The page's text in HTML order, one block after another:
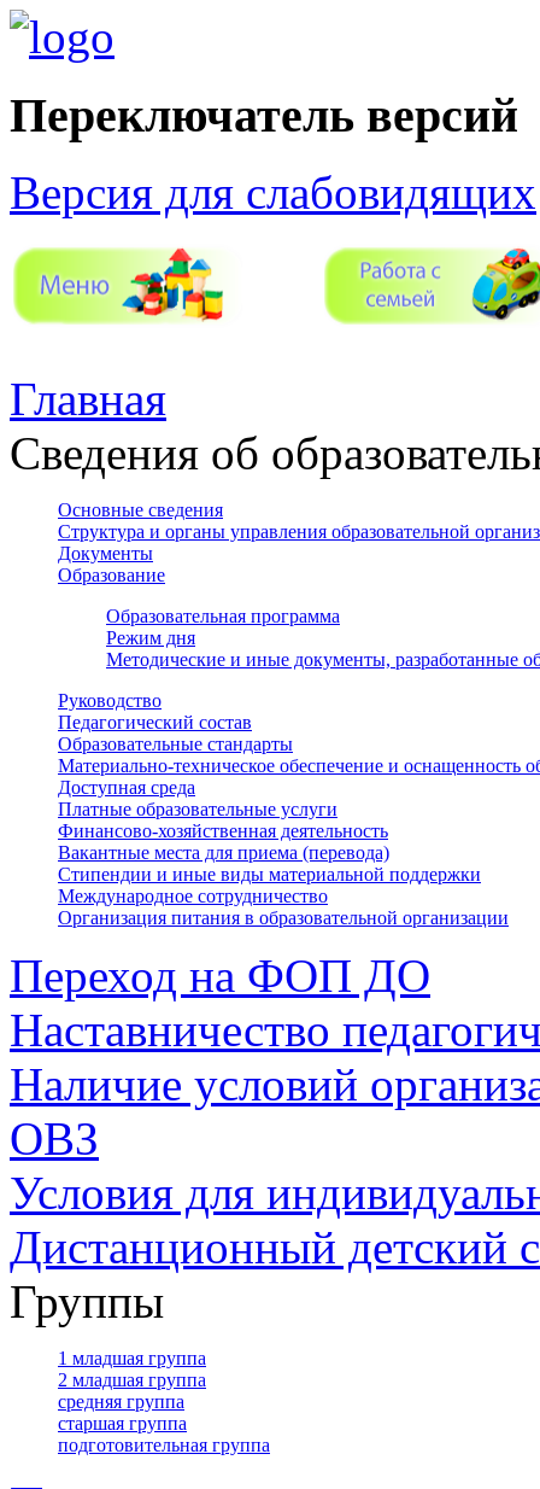
Переключатель версий
Версия для слабовидящих
Главная
Сведения об
Основные сведения
Структура и органы управления образовательной
Документы
Образование
Образовательная программа
Режим дня
Методические и иные документы, разработанные
Руководство
Педагогический состав
Образовательные стандарты
Материально-техническое обеспечение и оснащенность
Доступная среда
Платные образовательные услуги
Финансово-хозяйственная деятельность
Вакантные места для приема (перевода)
Стипендии и иные виды материальной поддержки
Международное сотрудничество
Организация питания в образовательной организации
Переход на ФОП ДО
Наставничество
Наличие условий
ОВЗ
Условия для
Дистанционный детский
Группы
1 младшая группа
2 младшая группа
средняя группа
старшая группа
подготовительная группа